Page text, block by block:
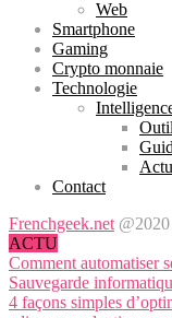
Web
Smartphone
Gaming
Crypto monnaie
Technologie
Contact
Frenchgeek.net
ACTU
Comment automatiser
Sauvegarde
4 façons simples